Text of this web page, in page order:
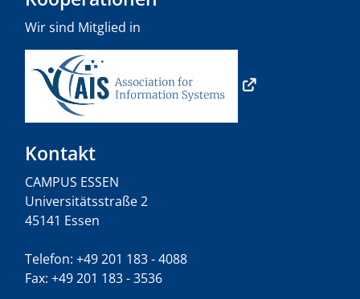
Wir sind Mitglied in
Kontakt
CAMPUS ESSEN
Universitätsstraße 2
45141 Essen
Telefon: +49 201 183 - 4088
Fax: +49 201 183 - 3536